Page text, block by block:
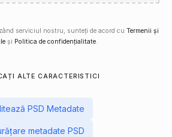
serviciul nostru, sunteți de acord cu Termenii și
și Politica de confidențialitate.
ALTE CARACTERISTICI
PSD Metadate
metadate PSD